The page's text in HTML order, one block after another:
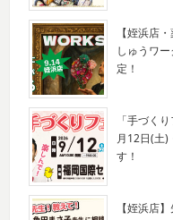
【姪浜店
しゅうワ
定！
「手づく
月12日(土)
す！
【姪浜店